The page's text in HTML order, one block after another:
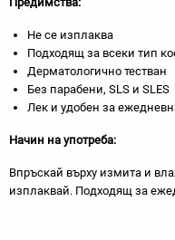
Не се изплаква
Подходящ за всеки тип
Дерматологично тестван
Без парабени, SLS и SLES
Лек и удобен за
Начин на употреба:
Впръскай върху измита и
изплаквай. Подходящ за